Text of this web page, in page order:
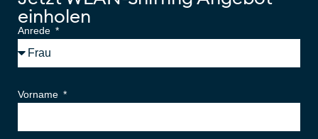
einholen
Anrede
Vorname